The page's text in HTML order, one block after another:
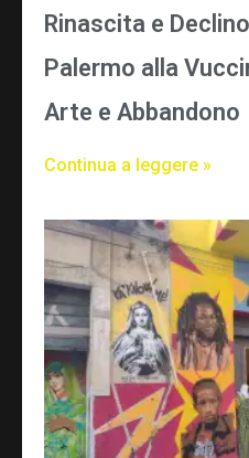
Rinascita e
Palermo alla
Arte e Abbandono
Continua a leggere »